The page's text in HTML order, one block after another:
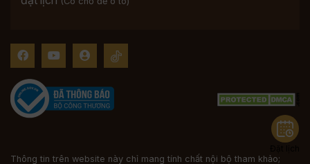
Thông tin trên website này chỉ mang tính chất nội bộ tham khảo;